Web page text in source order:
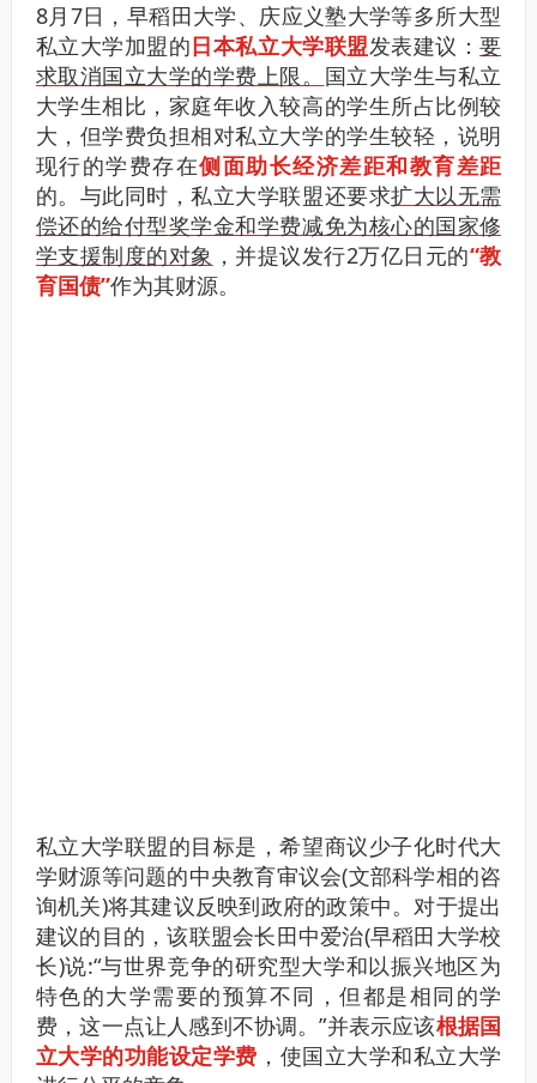
8月7日，早稻田大学、庆应义塾大学等多所大型
私立大学加盟的日本私立大学联盟发表建议：要
求取消国立大学的学费上限。 国立大学生与私立
大学生相比，家庭年收入较高的学生所占比例较
大，但学费负担相对私立大学的学生较轻，说明
现行的学费存在侧面助长经济差距和教育差距
的。与此同时，私立大学联盟还要求扩大以无需
偿还的给付型奖学金和学费减免为核心的国家修
学支援制度的对象 ，并提议发行2万亿日元的“教
育国债”作为其财源。
私立大学联盟的目标是，希望商议少子化时代大
学财源等问题的中央教育审议会(文部科学相的咨
询机关)将其建议反映到政府的政策中。对于提出
建议的目的，该联盟会长田中爱治(早稻田大学校
长)说:“与世界竞争的研究型大学和以振兴地区为
特色的大学需要的预算不同，但都是相同的学
费，这一点让人感到不协调。”并表示应该根据国
立大学的功能设定学费 ，使国立大学和私立大学